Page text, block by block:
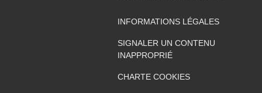
INFORMATIONS LÉGALES
SIGNALER UN CONTENU
INAPPROPRIÉ
CHARTE COOKIES